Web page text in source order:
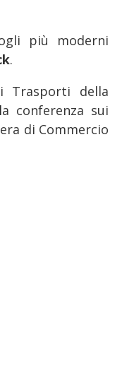
più moderni
.
Trasporti della
conferenza sui
di Commercio